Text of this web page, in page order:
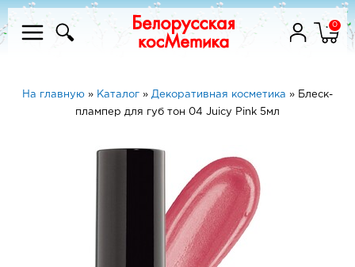
0
На главную » Каталог » Декоративная косметика » Блеск-
плампер для губ тон 04 Juicy Pink 5мл